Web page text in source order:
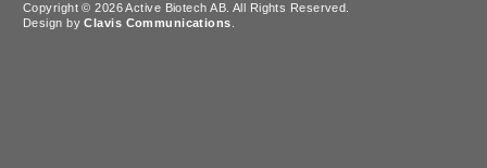
Copyright © 2026 Active Biotech AB. All Rights Reserved.
Design byClavis Communications